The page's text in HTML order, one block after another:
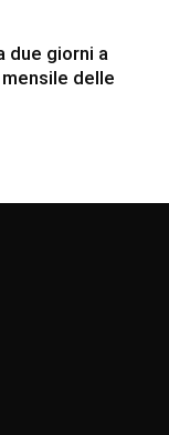
due giorni a
delle